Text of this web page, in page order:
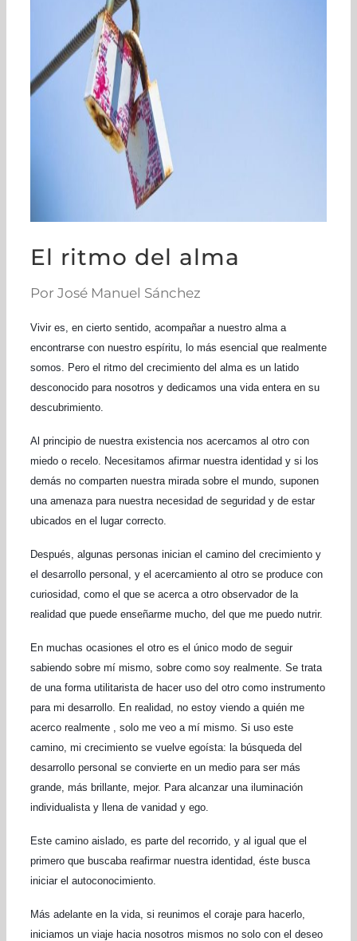
El ritmo del alma
Por José Manuel Sánchez
Vivir es, en cierto sentido, acompañar a nuestro alma a
encontrarse con nuestro espíritu, lo más esencial que realmente
somos. Pero el ritmo del crecimiento del alma es un latido
desconocido para nosotros y dedicamos una vida entera en su
descubrimiento
Al principio de nuestra existencia nos acercamos al otro con
miedo o recelo. Necesitamos afirmar nuestra identidad y si los
demás no comparten nuestra mirada sobre el mundo, suponen
una amenaza para nuestra necesidad de seguridad y de estar
ubicados en el lugar correcto.
Después, algunas personas inician el camino del crecimiento y
el desarrollo personal, y el acercamiento al otro se produce con
curiosidad, como el que se acerca a otro observador de la
realidad que puede enseñarme mucho, del que me puedo nutrir.
En muchas ocasiones e l otro es el único modo de seguir
sabiendo sobre mí mismo, sobre como soy realmente. Se trata
de una forma utilitarista de hacer uso del otro como instrumento
para mi desarrollo. En realidad, no estoy viendo a quién me
acerco realmente , solo me veo a mí mismo. Si uso este
camino, mi crecimiento se vuelve egoísta: a búsqueda del
desarrollo personal se convierte en un medio para ser más
grande, más brillante, mejor. Para alcanzar una iluminación
individualista y llena de vanidad y ego.
Este camino aislado, es parte del recorrido, y al igual que el
primero que buscaba reafirmar nuestra identidad, éste busca
iniciar el autoconocimiento.
Más adelante en la vida, si reunimos el coraje para hacerlo,
iniciamos un viaje hacia nosotros mismos no solo con el deseo